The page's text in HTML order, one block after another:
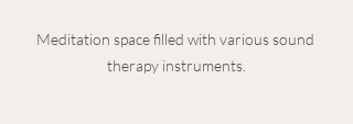
Meditation space filled with various sound
therapy instruments.